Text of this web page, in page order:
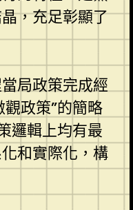
，充足彰顯了
局政策完成經
政策”的簡略
邏輯上均有最
和實際化，構